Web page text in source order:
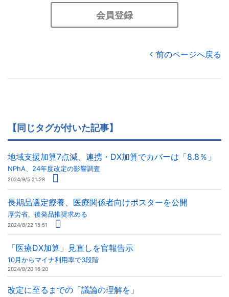
会員登録
前のページへ戻る
【同じタグが付いた記事】
地域支援加算7点減、連携・DX加算でカバーは「8.8％」
NPhA、24年度改定の影響調査
2024/9/5 21:28
長期品選定療養、医療関係者向けポスターを公開
厚労省、後発品推奨求める
2024/8/22 15:51
「医療DX加算」見直しを官報告示
10月からマイナ利用率で3段階
2024/8/20 16:20
改定に至るまでの「議論の理解を」